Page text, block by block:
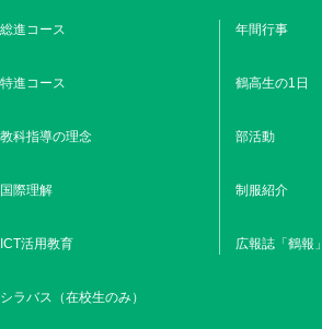
総進コース
特進コース
教科指導の理念
国際理解
ICT活用教育
シラバス（在校生のみ）
年間行事
鶴高生の1日
部活動
制服紹介
広報誌「鶴報」